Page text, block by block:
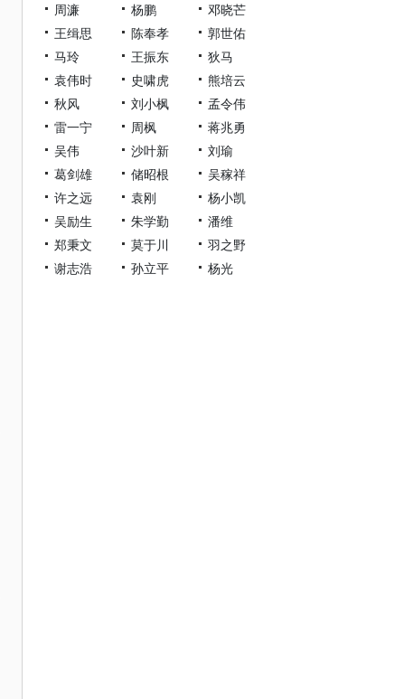
周濂
杨鹏
邓晓芒
王缉思
陈奉孝
郭世佑
马玲
王振东
狄马
袁伟时
史啸虎
熊培云
秋风
刘小枫
孟令伟
雷一宁
周枫
蒋兆勇
吴伟
沙叶新
刘瑜
葛剑雄
储昭根
吴稼祥
许之远
袁刚
杨小凯
吴励生
朱学勤
潘维
郑秉文
莫于川
羽之野
谢志浩
孙立平 杨光